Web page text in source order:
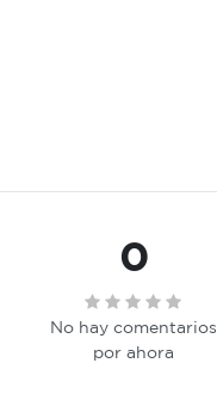
0
No hay comentarios
por ahora